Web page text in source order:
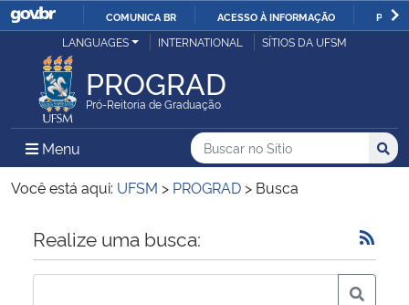
IR
O
COMUNICA BR ACESSO À INFORMAÇÃO
Ministério da Justiça e Segurança Pública
Ministério da Defesa
Ministério das Relações Exteriores
Ministério da Economia
Ministério da Infraestrutura
LANGUAGES INTERNATIONAL SÍTIOS DA UFSM
PROGRAD
Pró-Reitoria de Graduação
Menu Menu Principal do Sítio
Busca
Buscar no no Sítio
Busca:
Você está aqui: UFSM > PROGRAD > Busca
Início do conteúdo
Realize uma busca: